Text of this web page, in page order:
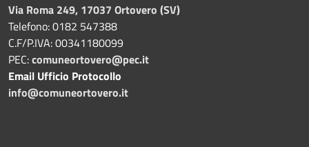
Via Roma 249, 17037 Ortovero (SV)
Telefono: 0182 547388
C.F/P.IVA: 00341180099
PEC:comuneortovero@pec.it
Email Ufficio Protocollo
info@comuneortovero.it